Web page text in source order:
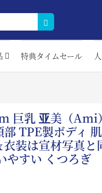
特典タイムセール
巨乳 亚美（Ami
TPE製ボディ
装は宣材写真と
やすい くつろぎ